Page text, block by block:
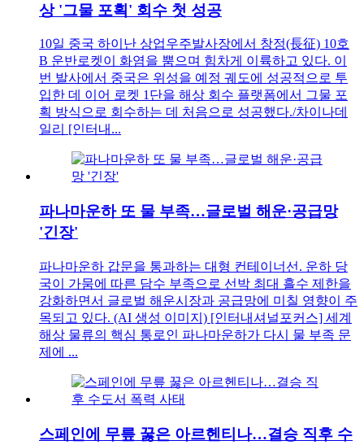
상 '그물 포획' 회수 첫 성공
10일 중국 하이난 상업우주발사장에서 창정(長征) 10호
B 운반로켓이 화염을 뿜으며 힘차게 이륙하고 있다. 이
번 발사에서 중국은 위성을 예정 궤도에 성공적으로 투
입한 데 이어 로켓 1단을 해상 회수 플랫폼에서 그물 포
획 방식으로 회수하는 데 처음으로 성공했다./차이나데
일리 [인터내...
파나마운하 또 물 부족…글로벌 해운·공급망
'긴장'
파나마운하 갑문을 통과하는 대형 컨테이너선. 운하 당
국이 가뭄에 따른 담수 부족으로 선박 최대 흘수 제한을
강화하면서 글로벌 해운시장과 공급망에 미칠 영향이 주
목되고 있다. (AI 생성 이미지) [인터내셔널포커스] 세계
해상 물류의 핵심 통로인 파나마운하가 다시 물 부족 문
제에 ...
스페인에 무릎 꿇은 아르헨티나…결승 직후 수